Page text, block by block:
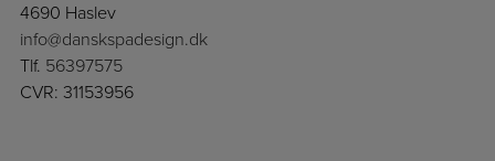
4690 Haslev
info@danskspadesign.dk
Tlf. 56397575
CVR: 31153956